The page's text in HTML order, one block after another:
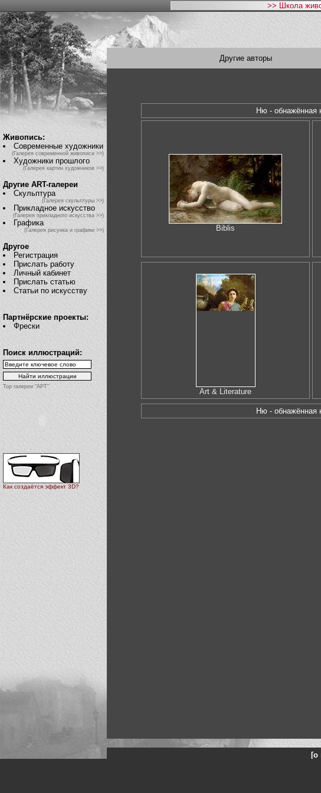
>> Школа
Живопись:
Современные художники
(Галерея современной живописи >>)
Художники прошлого
(Галерея картин художников >>)
Другие ART-галереи
Скульптура
(Галерея скульптуры >>)
Прикладное искусство
(Галерея прикладного искусства >>)
Графика
(Галерея рисунка и графики >>)
Другое
Регистрация
Прислать работу
Личный кабинет
Прислать статью
Статьи по искусству
Партнёрские проекты:
Фрески
Поиск иллюстраций:
Top галереи "АРТ"
Как создаётся эффект 3D?
Другие авторы
Ню - обнажённая
Biblis
Art & Literature
Ню - обнажённая
[о